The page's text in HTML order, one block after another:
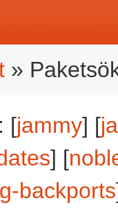
»
[jammy] [
] [
backports